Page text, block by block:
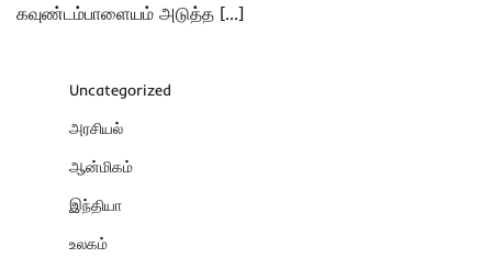
கவுண்டம்பாளையம் அடுத்த […]
Uncategorized
அரசியல்
ஆன்மிகம்
இந்தியா
உலகம்